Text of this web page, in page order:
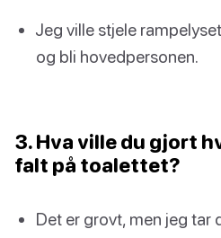
Jeg ville stjele
og bli hovedpersonen.
3. Hva ville du gjort
falt på toalettet?
Det er grovt, men jeg tar